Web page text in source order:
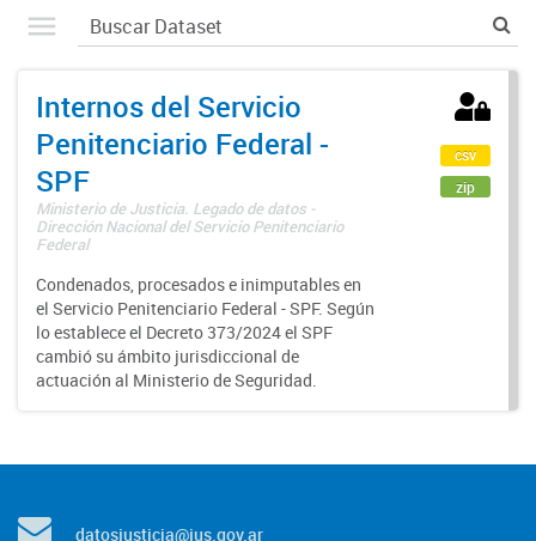
Internos del Servicio
Penitenciario Federal -
SPF
Ministerio de Justicia. Legado de datos -
Dirección Nacional del Servicio Penitenciario
Federal
Condenados, procesados e inimputables en
el Servicio Penitenciario Federal - SPF. Según
lo establece el Decreto 373/2024 el SPF
cambió su ámbito jurisdiccional de
actuación al Ministerio de Seguridad.
csv
zip
datosjusticia@jus.gov.ar